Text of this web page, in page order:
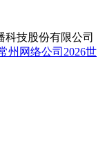
科技股份有限公司
州网络公司2026世